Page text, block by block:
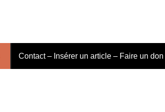
Contact – Insérer un article – Faire un don